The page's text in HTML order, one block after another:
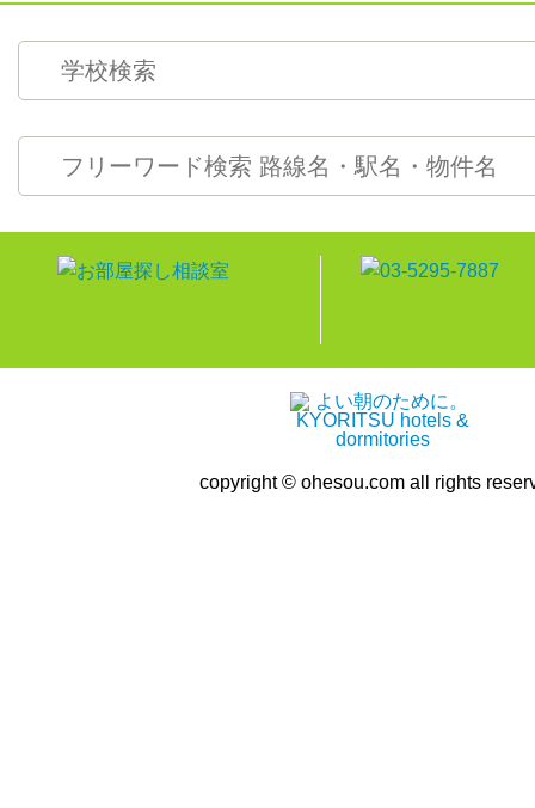
copyright © ohesou.com all rights